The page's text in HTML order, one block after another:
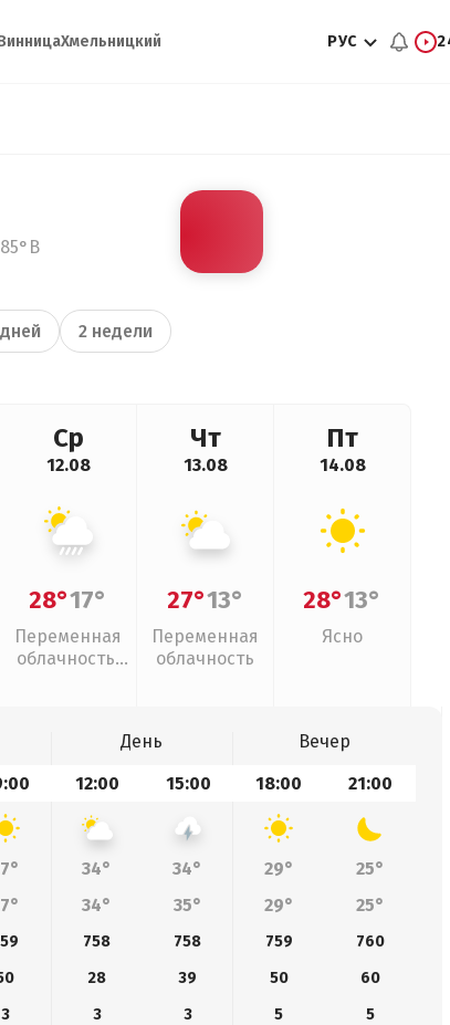
Хмельницкий РУС
2 недели
Ср
12.08
28°17°
Переменная
облачность,
Чт
13.08
27°13°
Переменная
облачность
Пт
14.08
28°13°
Ясно
День
Вечер
12:00 15:00 18:00 21:00
34° 34° 29°
25°
34° 35° 29° 25°
758 758 759
760
28 39 50
60
3 3 3 5
5